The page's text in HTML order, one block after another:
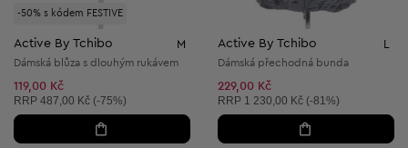
-50% s kódem FESTIVE
Active By Tchibo M
Dámská blůza s dlouhým rukávem
119,00 Kč
Doporučená cena:
RRP 487,00 Kč (-75%)
Active By Tchibo L
Dámská přechodná bunda
229,00 Kč
Doporučená cena:
RRP 1 230,00 Kč (-81%)